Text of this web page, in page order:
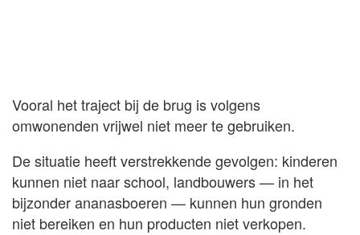
Vooral het traject bij de brug is volgens
omwonenden vrijwel niet meer te gebruiken.
De situatie heeft verstrekkende gevolgen: kinderen
kunnen niet naar school, landbouwers — in het
bijzonder ananasboeren — kunnen hun gronden
niet bereiken en hun producten niet verkopen.